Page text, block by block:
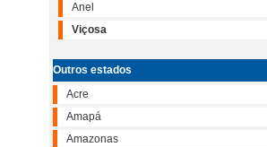
Anel
Viçosa
Outros estados
Acre
Amapá
Amazonas